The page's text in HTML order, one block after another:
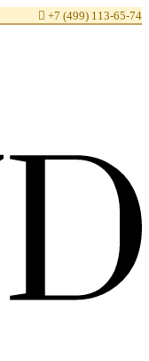
 +7 (499) 113-65-74